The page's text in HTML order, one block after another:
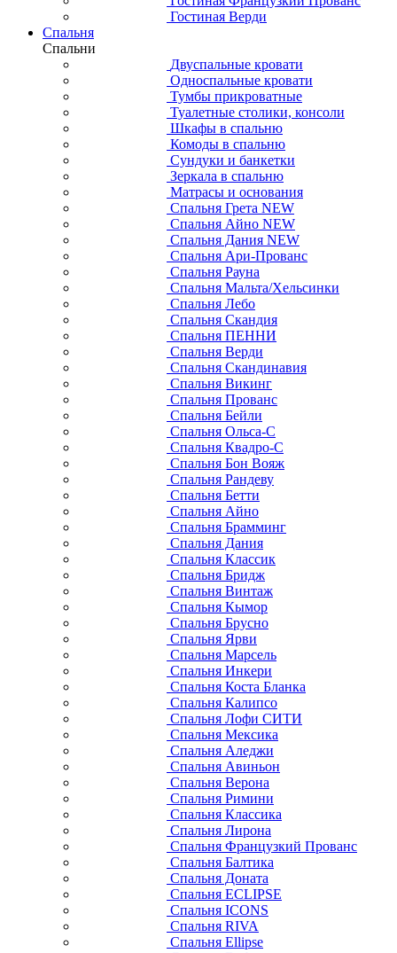
Гостиная Верди
Спальня
Спальни
Двуспальные кровати
Односпальные кровати
Тумбы прикроватные
Туалетные столики, консоли
Шкафы в спальню
Комоды в спальню
Сундуки и банкетки
Зеркала в спальню
Матрасы и основания
Спальня Грета NEW
Спальня Айно NEW
Спальня Дания NEW
Спальня Ари-Прованс
Спальня Рауна
Спальня Мальта/Хельсинки
Спальня Лебо
Спальня Скандия
Спальня ПЕННИ
Спальня Верди
Спальня Скандинавия
Спальня Викинг
Спальня Прованс
Спальня Бейли
Спальня Ольса-С
Спальня Квадро-С
Спальня Бон Вояж
Спальня Рандеву
Спальня Бетти
Спальня Айно
Спальня Брамминг
Спальня Дания
Спальня Классик
Спальня Бридж
Спальня Винтаж
Спальня Кымор
Спальня Брусно
Спальня Ярви
Спальня Марсель
Спальня Инкери
Спальня Коста Бланка
Спальня Калипсо
Спальня Лофи СИТИ
Спальня Мексика
Спальня Аледжи
Спальня Авиньон
Спальня Верона
Спальня Римини
Спальня Классика
Спальня Лирона
Спальня Французкий Прованс
Спальня Балтика
Спальня Доната
Спальня ECLIPSE
Спальня ICONS
Спальня RIVA
Спальня Ellipse